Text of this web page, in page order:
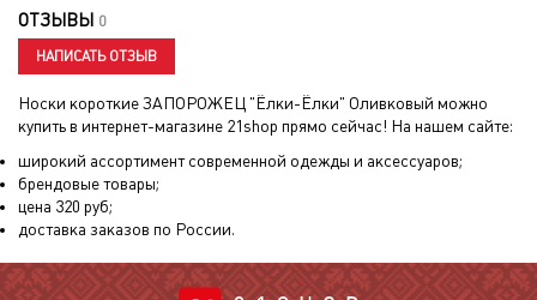
ОТЗЫВЫ 0
НАПИСАТЬ ОТЗЫВ
Носки короткие ЗАПОРОЖЕЦ "Ёлки-Ёлки" Оливковый можно
купить в интернет-магазине 21shop прямо сейчас! На нашем сайте:
широкий ассортимент современной одежды и аксессуаров;
брендовые товары;
цена 320 руб;
доставка заказов по России.